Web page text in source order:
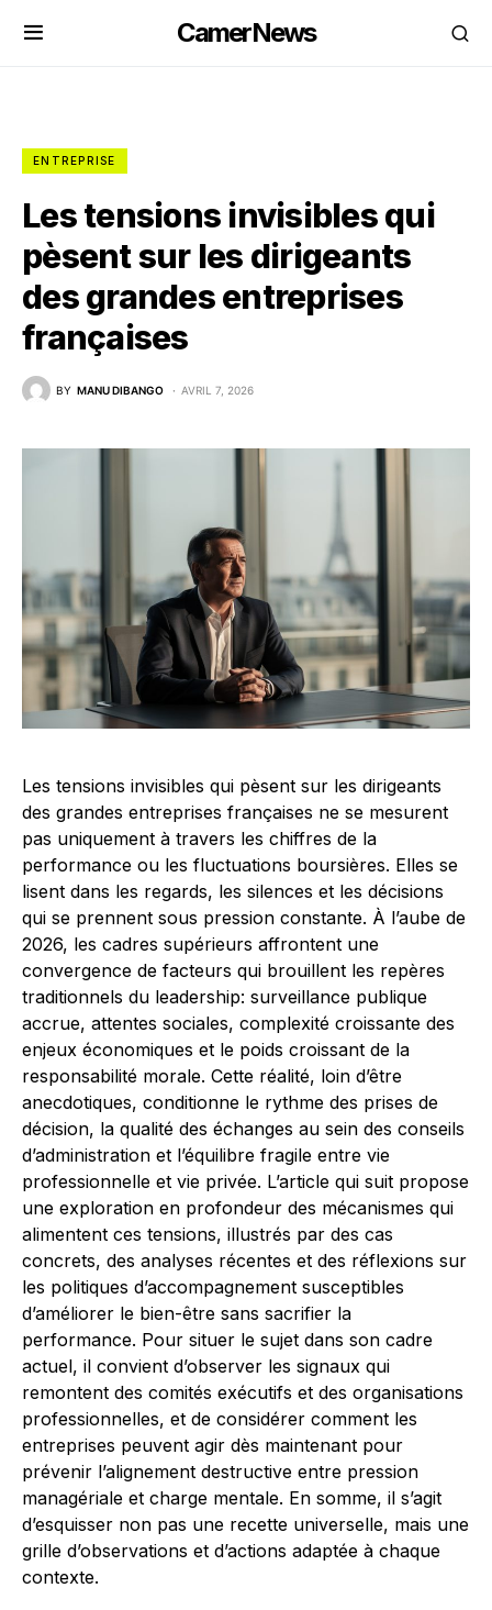
CamerNews
ENTREPRISE
Les tensions invisibles qui
pèsent sur les dirigeants
des grandes entreprises
françaises
BY MANU DIBANGO AVRIL 7, 2026
Les tensions invisibles qui pèsent sur les dirigeants
des grandes entreprises françaises ne se mesurent
pas uniquement à travers les chiffres de la
performance ou les fluctuations boursières. Elles se
lisent dans les regards, les silences et les décisions
qui se prennent sous pression constante. À l’aube de
2026, les cadres supérieurs affrontent une
convergence de facteurs qui brouillent les repères
traditionnels du leadership: surveillance publique
accrue, attentes sociales, complexité croissante des
enjeux économiques et le poids croissant de la
responsabilité morale. Cette réalité, loin d’être
anecdotiques, conditionne le rythme des prises de
décision, la qualité des échanges au sein des conseils
d’administration et l’équilibre fragile entre vie
professionnelle et vie privée. L’article qui suit propose
une exploration en profondeur des mécanismes qui
alimentent ces tensions, illustrés par des cas
concrets, des analyses récentes et des réflexions sur
les politiques d’accompagnement susceptibles
d’améliorer le bien-être sans sacrifier la
performance. Pour situer le sujet dans son cadre
actuel, il convient d’observer les signaux qui
remontent des comités exécutifs et des organisations
professionnelles, et de considérer comment les
entreprises peuvent agir dès maintenant pour
prévenir l’alignement destructive entre pression
managériale et charge mentale. En somme, il s’agit
d’esquisser non pas une recette universelle, mais une
grille d’observations et d’actions adaptée à chaque
contexte.